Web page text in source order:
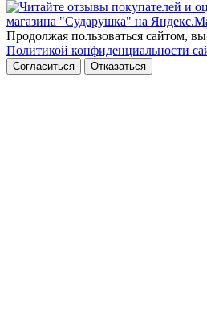
Продолжая пользоваться сайтом, вы
Политикой конфиденциальности
Согласиться Отказаться